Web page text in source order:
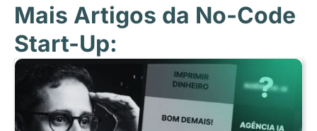
Mais Artigos da No-Code
Start-Up: